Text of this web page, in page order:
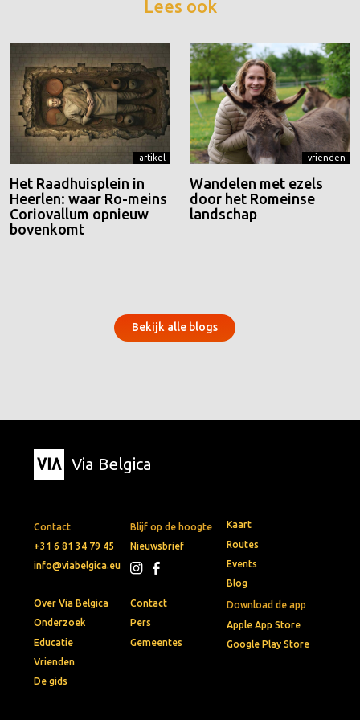
Lees ook
artikel
Het Raadhuisplein in
Heerlen: waar Ro-meins
Coriovallum opnieuw
bovenkomt
vrienden
Wandelen met ezels
door het Romeinse
landschap
Bekijk alle blogs
Via Belgica
Contact
+31 6 81 34 79 45
info@viabelgica.eu
Blijf op de hoogte
Nieuwsbrief
Download de app
Apple App Store
Google Play Store
Kaart
Routes
Events
Blog
Over Via Belgica
Onderzoek
Educatie
Vrienden
De gids
Contact
Pers
Gemeentes